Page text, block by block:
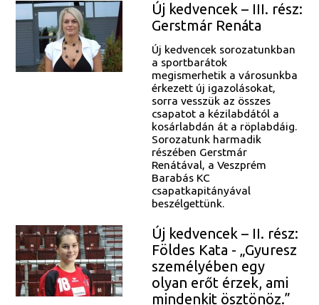
Új kedvencek – III. rész:
Gerstmár Renáta
Új kedvencek sorozatunkban
a sportbarátok
megismerhetik a városunkba
érkezett új igazolásokat,
sorra vesszük az összes
csapatot a kézilabdától a
kosárlabdán át a röplabdáig.
Sorozatunk harmadik
részében Gerstmár
Renátával, a Veszprém
Barabás KC
csapatkapitányával
beszélgettünk.
Új kedvencek – II. rész:
Földes Kata - „Gyuresz
személyében egy
olyan erőt érzek, ami
mindenkit ösztönöz.”